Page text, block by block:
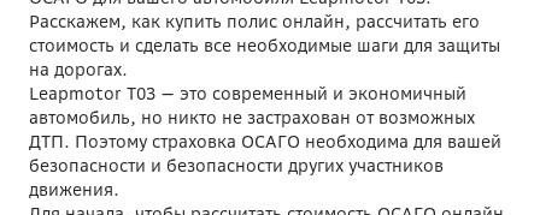
Расскажем, как купить полис онлайн, рассчитать его
стоимость и сделать все необходимые шаги для защиты
на дорогах.
Leapmotor T03 — это современный и экономичный
автомобиль, но никто не застрахован от возможных
ДТП. Поэтому страховка ОСАГО необходима для вашей
безопасности и безопасности других участников
движения.